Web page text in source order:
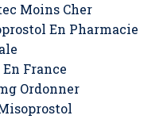
Moins Cher
En Pharmacie
France
Ordonner